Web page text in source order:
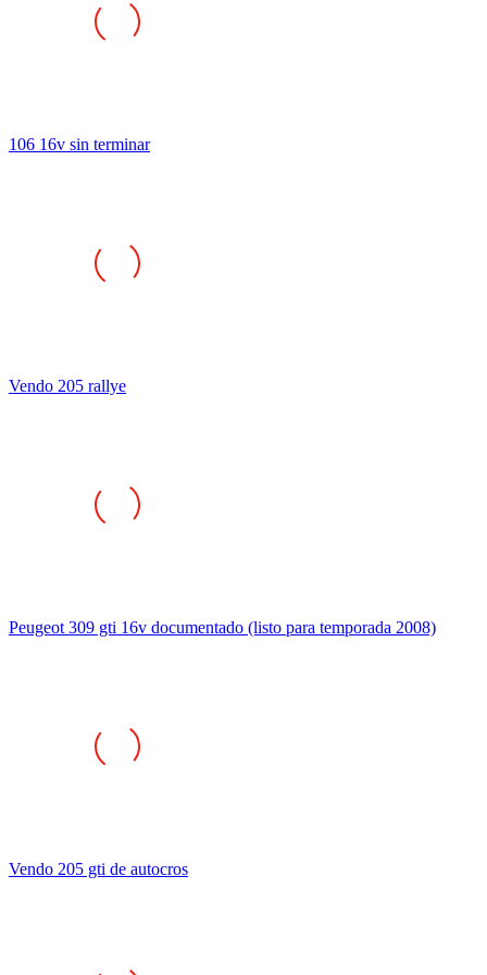
106 16v sin terminar
Vendo 205 rallye
Peugeot 309 gti 16v documentado (listo para temporada 2008)
Vendo 205 gti de autocros